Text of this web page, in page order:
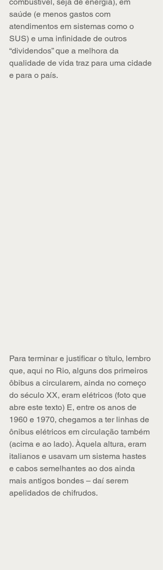
saúde (e menos gastos com
atendimentos em sistemas como o
SUS) e uma infinidade de outros
“dividendos” que a melhora da
qualidade de vida traz para uma cidade
e para o país.
Para terminar e justificar o título, lembro
que, aqui no Rio, alguns dos primeiros
ôbibus a circularem, ainda no começo
do século XX, eram elétricos (foto que
abre este texto) E, entre os anos de
1960 e 1970, chegamos a ter linhas de
ônibus elétricos em circulação também
(acima e ao lado). Àquela altura, eram
italianos e usavam um sistema hastes
e cabos semelhantes ao dos ainda
mais antigos bondes – daí serem
apelidados de chifrudos.